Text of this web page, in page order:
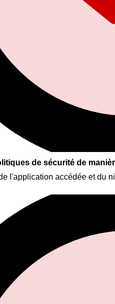
de sécurité de
l'application accédée et du